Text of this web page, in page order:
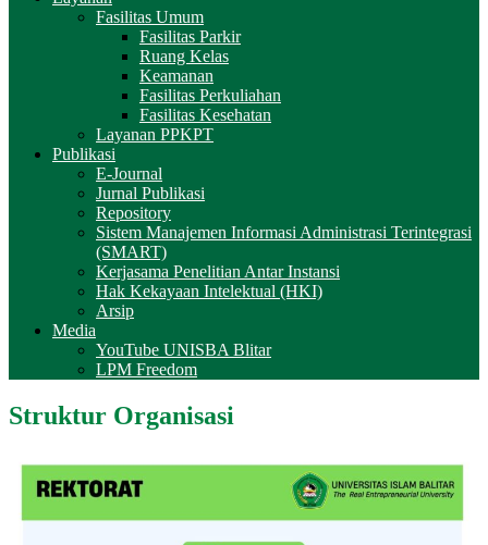
Fasilitas Umum
Fasilitas Parkir
Ruang Kelas
Keamanan
Fasilitas Perkuliahan
Fasilitas Kesehatan
Layanan PPKPT
Publikasi
E-Journal
Jurnal Publikasi
Repository
Sistem Manajemen Informasi Administrasi Terintegrasi
(SMART)
Kerjasama Penelitian Antar Instansi
Hak Kekayaan Intelektual (HKI)
Arsip
Media
YouTube UNISBA Blitar
LPM Freedom
Struktur Organisasi